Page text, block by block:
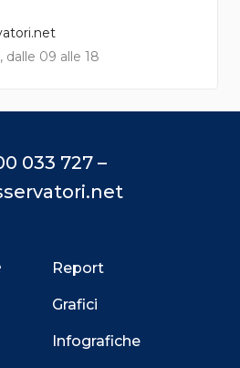
dalle 09 alle 18
033 727 –
Report
Grafici
Infografiche